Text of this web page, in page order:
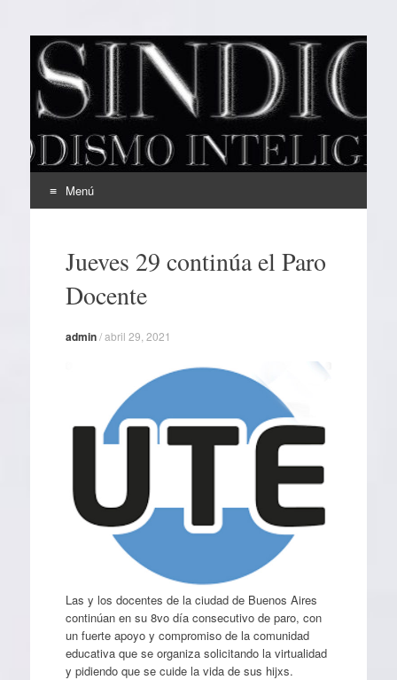
EL SINDICAL
Periodismo Inteligente
Menú
contenidoJueves 29 continúa el Paro
Docente
admin/abril 29, 2021
Las y los docentes de la ciudad de Buenos Aires
continúan en su 8vo día consecutivo de paro, con
un fuerte apoyo y compromiso de la comunidad
educativa que se organiza solicitando la virtualidad
y pidiendo que se cuide la vida de sus hijxs.